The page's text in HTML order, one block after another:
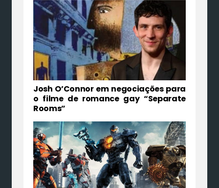
Josh O’Connor em negociações para
o filme de romance gay “Separate
Rooms”